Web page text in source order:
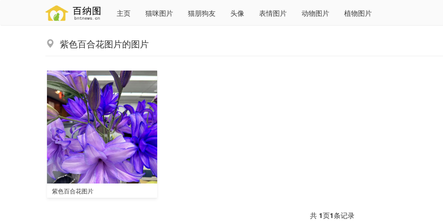
主页 猫咪图片 猫朋狗友 头像 表情图片 动物图片 植物图片
紫色百合花图片的图片
紫色百合花图片
共 1页1条记录